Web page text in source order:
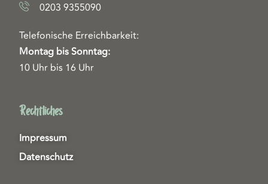
0203 9355090
Telefonische Erreichbarkeit:
Montag bis Sonntag:
10 Uhr bis 16 Uhr
Rechtliches
Impressum
Datenschutz